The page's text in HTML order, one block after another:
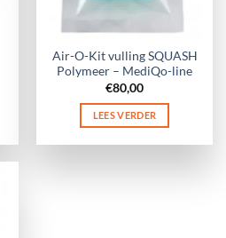
Air-O-Kit vulling SQUASH
Polymeer – MediQo-line
€80,00
LEES VERDER